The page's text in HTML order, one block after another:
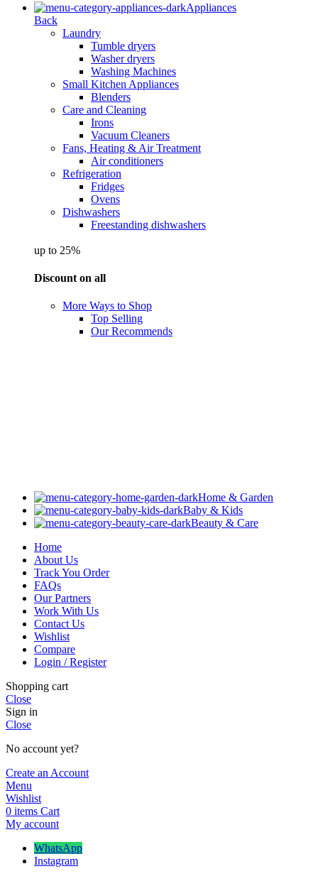
Appliances
Back
Laundry
Tumble dryers
Washer dryers
Washing Machines
Small Kitchen Appliances
Blenders
Care and Cleaning
Irons
Vacuum Cleaners
Fans, Heating & Air Treatment
Air conditioners
Refrigeration
Fridges
Ovens
Dishwashers
Freestanding dishwashers
up to 25%
Discount on all
More Ways to Shop
Top Selling
Our Recommends
Home & Garden
Baby & Kids
Beauty & Care
Home
About Us
Track You Order
FAQs
Our Partners
Work With Us
Contact Us
Wishlist
Compare
Login / Register
Shopping cart
Close
Sign in
Close
No account yet?
Create an Account
Menu
Wishlist
0 items Cart
My account
WhatsApp
Instagram